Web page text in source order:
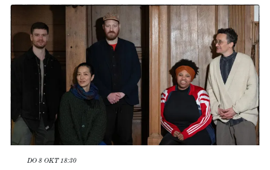
DO 8 OKT18:30